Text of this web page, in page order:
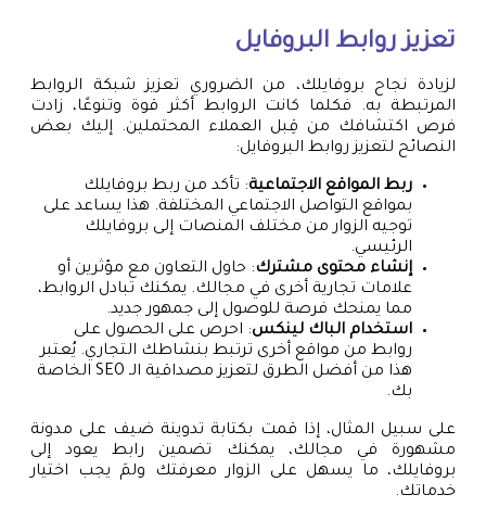
تعزيز روابط البروفايل
لزيادة نجاح بروفايلك، من الضروري تعزيز شبكة الروابط
المرتبطة به. فكلما كانت الروابط أكثر قوة وتنوعًا، زادت
فرص اكتشافك من قِبل العملاء المحتملين. إليك بعض
النصائح لتعزيز روابط البروفايل:
ربط المواقع الاجتماعية: تأكد من ربط بروفايلك
بمواقع التواصل الاجتماعي المختلفة. هذا يساعد على
توجيه الزوار من مختلف المنصات إلى بروفايلك
الرئيسي.
إنشاء محتوى مشترك: حاول التعاون مع مؤثرين أو
علامات تجارية أخرى في مجالك. يمكنك تبادل الروابط،
مما يمنحك فرصة للوصول إلى جمهور جديد.
استخدام الباك لينكس: احرص على الحصول على
روابط من مواقع أخرى ترتبط بنشاطك التجاري. يُعتبر
هذا من أفضل الطرق لتعزيز مصداقية الـ SEO الخاصة
بك.
على سبيل المثال، إذا قمت بكتابة تدوينة ضيف على مدونة
مشهورة في مجالك، يمكنك تضمين رابط يعود إلى
بروفايلك، ما يسهل على الزوار معرفتك ولمَ يجب اختيار
خدماتك.